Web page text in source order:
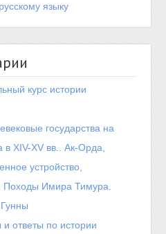
языку
курс истории
государства на
в XIV-XV вв.. Ак-Орда,
устройство,
Походы Имира Тимура.
Гунны
ответы по истории